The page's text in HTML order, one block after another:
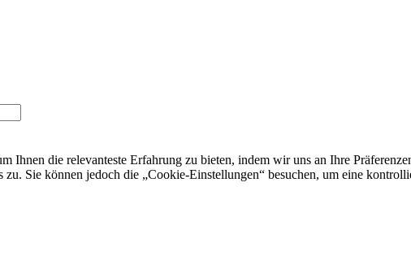
Ihnen die relevanteste Erfahrung zu bieten, indem wir uns an Ihre
Sie können jedoch die „Cookie-Einstellungen“ besuchen, um eine